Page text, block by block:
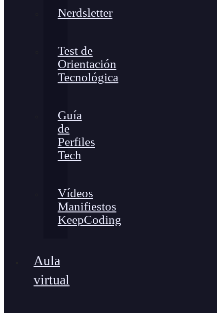
Nerdsletter
Test de
Orientación
Tecnológica
Guía
de
Perfiles
Tech
Vídeos
Manifiestos
KeepCoding
Aula
virtual